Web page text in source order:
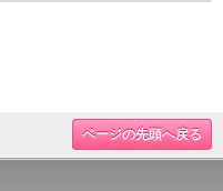
ページの先頭へ戻る